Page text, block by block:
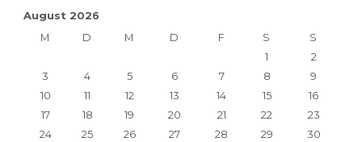
August 2026
M
D M D F S
S
1
2
3
4 5 6 7 8
9
10
11 12 13 14 15
16
17
18 19 20 21 22
23
24
25 26 27 28 29
30